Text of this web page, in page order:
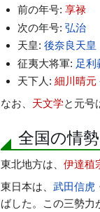
前の年号:享禄
次の年号:弘治
天皇:後奈良天皇
征夷大将軍: 足利
天下人:細川晴元
なお、 天文学と元号
全国の情勢
東北地方は、 伊達稙
東日本は、 武田信虎
ばした。この三勢力